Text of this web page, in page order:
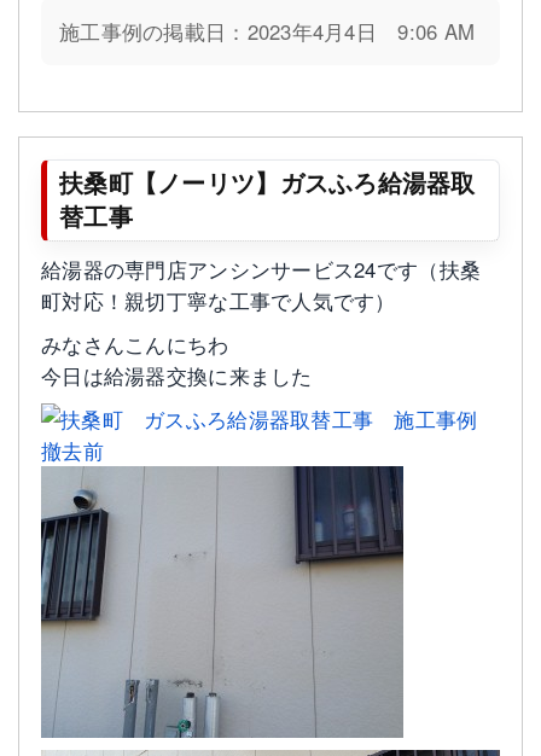
施工事例の掲載日：2023年4月4日 9:06 AM
扶桑町【ノーリツ】ガスふろ給湯器取
替工事
給湯器の専門店アンシンサービス24です（扶桑
町対応！親切丁寧な工事で人気です）
みなさんこんにちわ
今日は給湯器交換に来ました